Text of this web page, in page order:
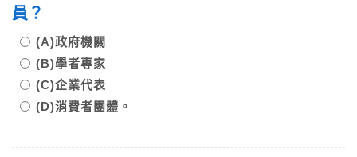
員？
(A)政府機關
(B)學者專家
(C)企業代表
(D)消費者團體。